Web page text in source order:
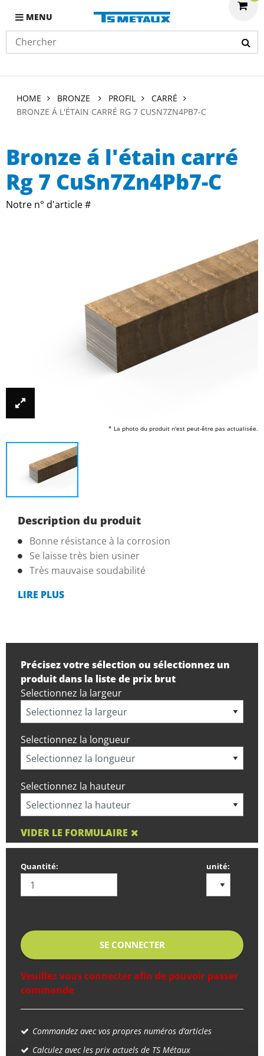
MENU
HOME BRONZE PROFIL
CARRÉ
BRONZE Á L'ÉTAIN CARRÉ RG 7 CUSN7ZN4PB7-C
Bronze á l'étain carré
Rg 7 CuSn7Zn4Pb7-C
Notre n° d'article #
* La photo du produit n'est peut-être pas actualisée.
Description du produit
Bonne résistance à la corrosion
Se laisse très bien usiner
Très mauvaise soudabilité
LIRE PLUS
Précisez votre sélection ou sélectionnez un
produit dans la liste de prix brut
Selectionnez la largeur
Selectionnez la longueur
Selectionnez la hauteur
VIDER LE FORMULAIRE
Quantité: unité:
SE CONNECTER
Veuillez vous connecter afin de pouvoir passer
commande
Commandez avec vos propres numéros d’articles
Calculez avec les prix actuels de TS Métaux